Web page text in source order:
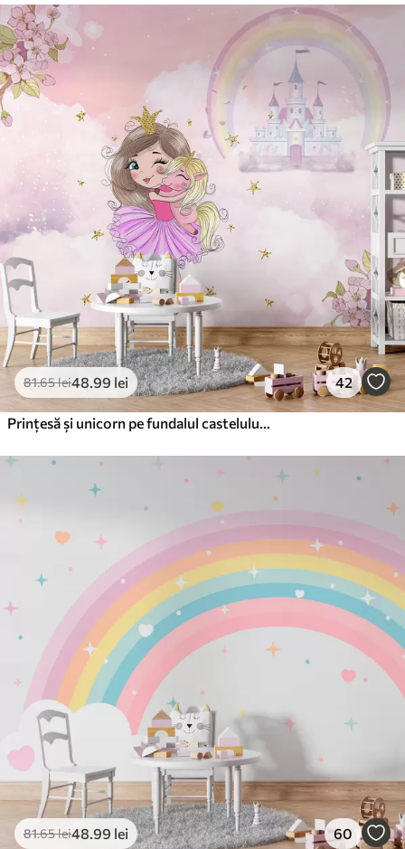
81.65lei48.99 lei 42
Prințesă și unicorn pe fundalul castelului cu un curcubeu
81.65lei48.99 lei 60